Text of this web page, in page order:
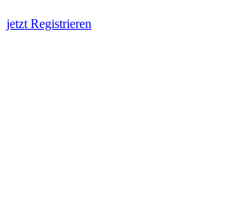
jetzt Registrieren